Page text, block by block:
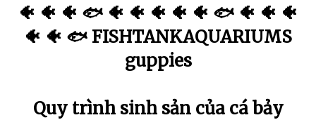
🐠 🐠 🐠 🐟 🐠 🐠 🐠 🐠 🐠 🐟 🐠 🐠 🐠
🐠 🐠 🐟 FISHTANKAQUARIUMS
guppies
Quy trình sinh sản của cá bảy